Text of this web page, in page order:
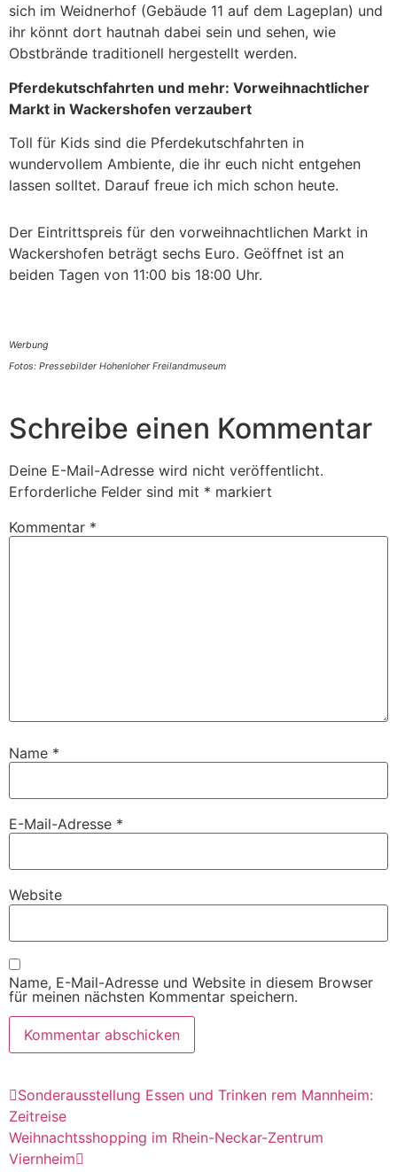
sich im Weidnerhof (Gebäude 11 auf dem Lageplan) und
ihr könnt dort hautnah dabei sein und sehen, wie
Obstbrände traditionell hergestellt werden.
Pferdekutschfahrten und mehr: Vorweihnachtlicher
Markt in Wackershofen verzaubert
Toll für Kids sind die Pferdekutschfahrten in
wundervollem Ambiente, die ihr euch nicht entgehen
lassen solltet. Darauf freue ich mich schon heute.
Der Eintrittspreis für den vorweihnachtlichen Markt in
Wackershofen beträgt sechs Euro. Geöffnet ist an
beiden Tagen von 11:00 bis 18:00 Uhr.
Werbung
Fotos: Pressebilder Hohenloher Freilandmuseum
Schreibe einen Kommentar
Deine E-Mail-Adresse wird nicht veröffentlicht.
Erforderliche Felder sind mit * markiert
Kommentar *
Name *
E-Mail-Adresse *
Website
Name, E-Mail-Adresse und Website in diesem Browser
für meinen nächsten Kommentar speichern.
Sonderausstellung Essen und Trinken rem Mannheim:
Zeitreise
Weihnachtsshopping im Rhein-Neckar-Zentrum
Viernheim